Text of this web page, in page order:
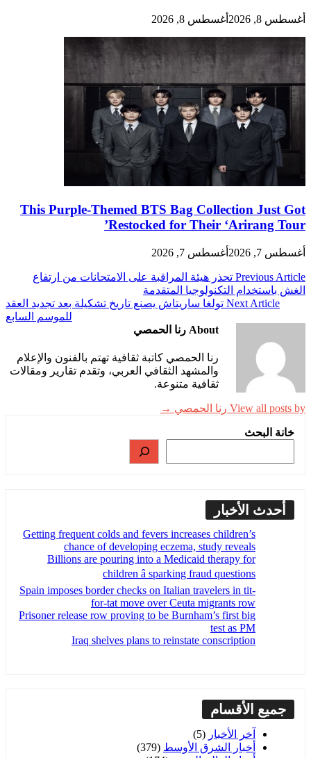
أغسطس 8, 2026 أغسطس 8, 2026
This Purple-Themed BTS Bag Collection Just Got
Restocked for Their ‘Arirang Tour’
أغسطس 7, 2026 أغسطس 7, 2026
Previous Article تحذر هيئة المراقبة على الامتحانات من ارتفاع
الغش باستخدام التكنولوجيا المتقدمة
Next Article تولغا ساريتاش يصنع تاريخ تشكيلة بعد تجديد العقد
للموسم السابع
About رنا الحمصي
رنا الحمصي كاتبة ثقافية تهتم بالفنون والإعلام
والمشهد الثقافي العربي، وتقدم تقارير ومقالات
ثقافية متنوعة.
View all posts by رنا الحمصي →
خانة البحث
أحدث الأخبار
Getting frequent colds and fevers increases children’s
chance of developing eczema, study reveals
Billions are pouring into a Medicaid therapy for
children â sparking fraud questions
Spain imposes border checks on Italian travelers in tit-
for-tat move over Ceuta migrants row
Prisoner release row proving to be Burnham’s first big
test as PM
Iraq shelves plans to reinstate conscription
جميع الأقسام
آخر الأخبار
أخبار الشرق الأوسط(379)